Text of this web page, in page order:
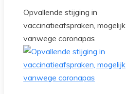
Opvallende stijging in
vaccinatieafspraken, mogelijk
vanwege coronapas